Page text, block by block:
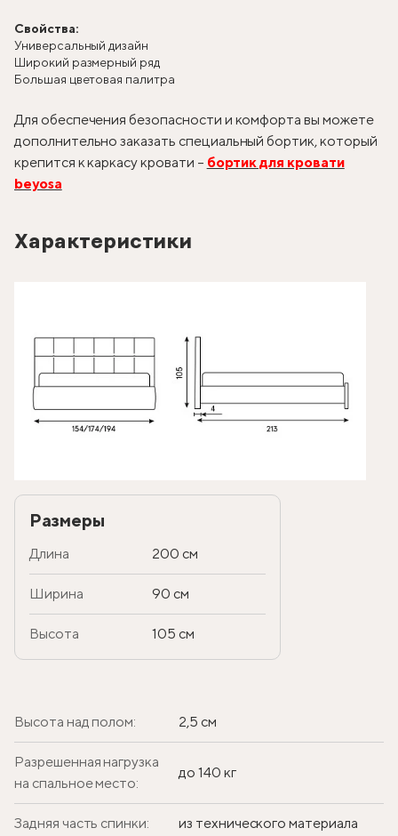
Свойства:
Универсальный дизайн
Широкий размерный ряд
Большая цветовая палитра
Для обеспечения безопасности и комфорта вы можете
дополнительно заказать специальный бортик, который
крепится к каркасу кровати – бортик для кровати
beyosa
Характеристики
Размеры
Длина 200 см
Ширина 90 см
Высота 105 см
Высота над полом: 2,5 см
Разрешенная нагрузка
на спальное место:
до 140 кг
Задняя часть спинки: из технического материала